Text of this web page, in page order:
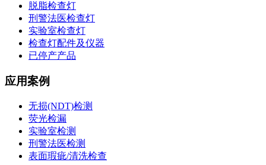
脱脂检查灯
刑警法医检查灯
实验室检查灯
检查灯配件及仪器
已停产产品
应用案例
无损(NDT)检测
荧光检漏
实验室检测
刑警法医检测
表面瑕疵/清洗检查